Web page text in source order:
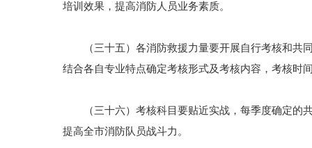
培训效果，提高消防人员业务素质。
（三十五）各消防救援力量要开展自行考核和共同
结合各自专业特点确定考核形式及考核内容，考核时
（三十六）考核科目要贴近实战，每季度确定的共
提高全市消防队员战斗力。